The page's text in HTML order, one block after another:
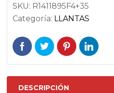
SKU: R1411895F4+35
Categoría: LLANTAS
DESCRIPCIÓN